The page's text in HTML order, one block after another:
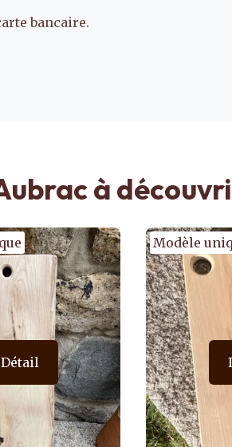
bancaire.
à
Détail
Modèle